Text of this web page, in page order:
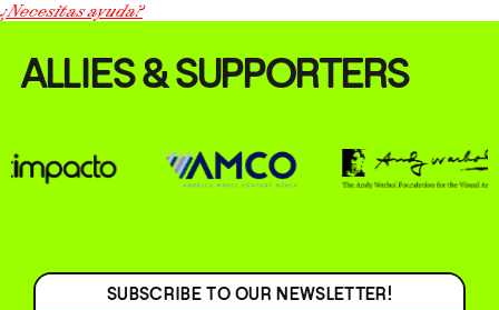
¿Necesitas ayuda?
ALLIES & SUPPORTERS
SUBSCRIBE TO OUR NEWSLETTER!